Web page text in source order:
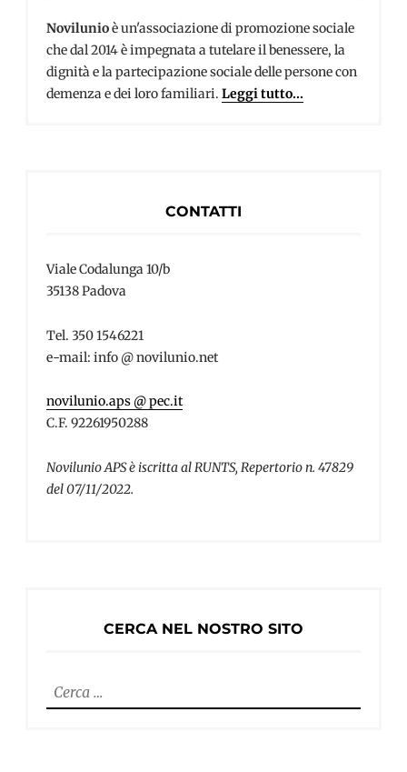
Novilunioè un'associazione di promozione sociale
che dal 2014 è impegnata a tutelare il benessere, la
dignità e la partecipazione sociale delle persone con
demenza e dei loro familiari. Leggi tutto...
CONTATTI
Viale Codalunga 10/b
35138 Padova
Tel. 350 1546221
e-mail: info @ novilunio.net
novilunio.aps @ pec.it
C.F. 92261950288
Novilunio APS è iscritta al RUNTS, Repertorio n. 47829
del 07/11/2022.
CERCA NEL NOSTRO SITO
Ricerca
per: